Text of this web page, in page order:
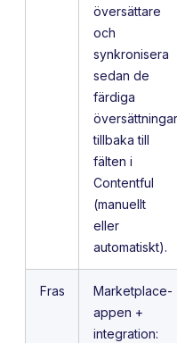
översättare
och
synkronisera
sedan de
färdiga
tillbaka till
fälten i
Contentful
(manuellt
eller
automatiskt).
Fras
Marketplace-
appen +
integration: